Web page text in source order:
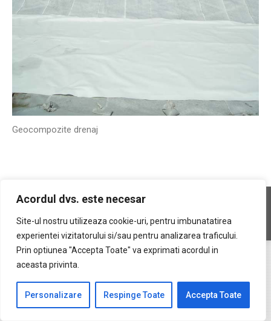
Acordul dvs. este necesar
Site-ul nostru utilizeaza cookie-uri, pentru imbunatatirea
experientei vizitatorului si/sau pentru analizarea traficului.
Prin optiunea "Accepta Toate" va exprimati acordul in
aceasta privinta.
Personalizare Respinge Toate Accepta Toate
Geocompozite drenaj
Copyright © 2026 Geocons Trading SRL
www.depozite-ecologice.ro